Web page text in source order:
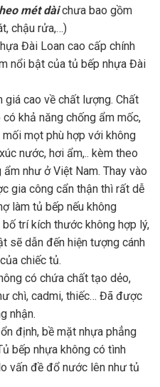
mét dàichưa bao gồm
chậu rửa,…)
Đài Loan cao cấp chính
nổi bật của tủ bếp nhựa Đài
cao về chất lượng. Chất
khả năng chống ẩm mốc,
mọt phù hợp với không
nước, hơi ẩm,.. kèm theo
như ở Việt Nam. Thay vào
gia công cẩn thận thì rất dễ
làm tủ bếp nếu không
trí kích thước không hợp lý,
sẽ dẫn đến hiện tượng cánh
chiếc tủ.
có chứa chất tạo dẻo,
chì, cadmi, thiếc… Đã được
nhận.
định, bề mặt nhựa phẳng
bếp nhựa không có tình
vấn đề đổ nước lên như tủ